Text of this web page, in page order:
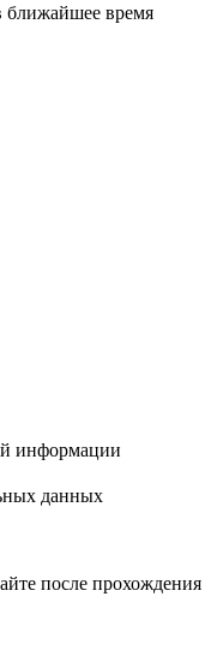
ближайшее время
информации
данных
после прохождения